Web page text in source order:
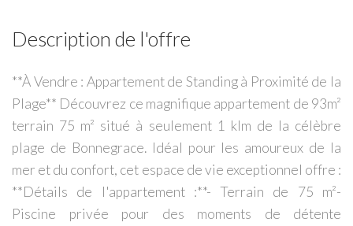
Description de l'offre
**À Vendre : Appartement de Standing à Proximité de la
Plage** Découvrez ce magnifique appartement de 93m²
terrain 75 m² situé à seulement 1 klm de la célèbre
plage de Bonnegrace. Idéal pour les amoureux de la
mer et du confort, cet espace de vie exceptionnel offre :
**Détails de l'appartement :**- Terrain de 75 m²-
Piscine privée pour des moments de détente